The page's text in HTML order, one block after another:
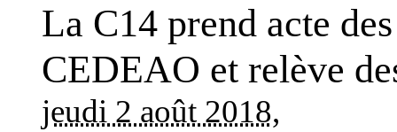
La C14 prend acte
CEDEAO et relève
jeudi 2 août 2018,